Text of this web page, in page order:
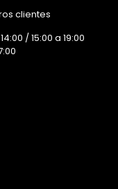
clientes
/ 15:00 a 19:00